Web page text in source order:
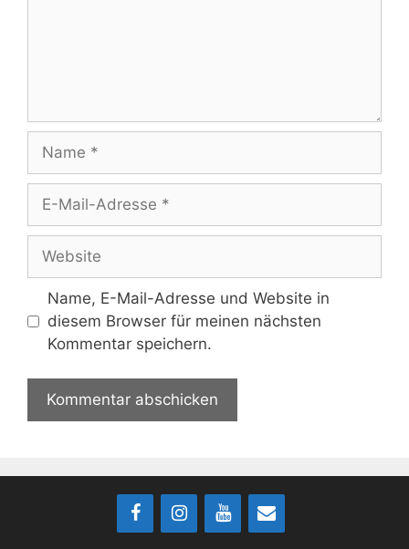
Mail-
Adresse
Name, E-Mail-Adresse und Website in
diesem Browser für meinen nächsten
Kommentar speichern.